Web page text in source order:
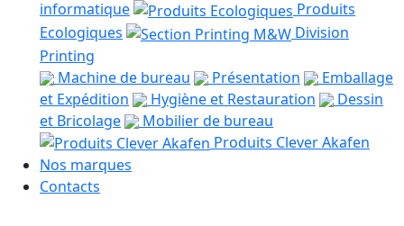
informatique
Produits
Ecologiques
Division
Printing
Machine de bureau
Présentation
Emballage
et Expédition
Hygiène et Restauration
Dessin
et Bricolage
Mobilier de bureau
Produits Clever Akafen
Nos marques
Contacts